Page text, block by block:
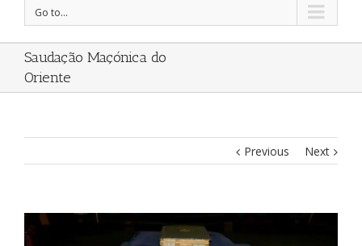
Go to...
Saudação Maçónica do
Oriente
Previous Next
View
Larger